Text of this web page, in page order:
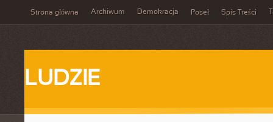
Strona główna Archiwum Demokracja Poseł Spis Treści
LUDZIE